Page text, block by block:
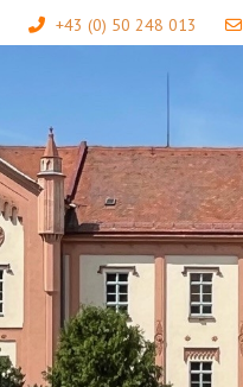
+43 (0) 50 248 013